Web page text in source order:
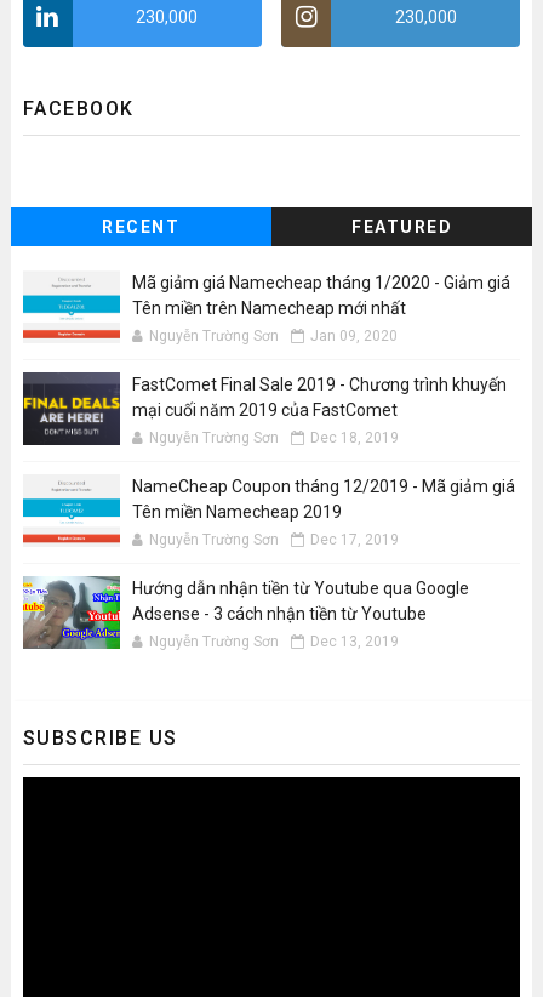
230,000 230,000
FACEBOOK
RECENT FEATURED
Mã giảm giá Namecheap tháng 1/2020 - Giảm giá
Tên miền trên Namecheap mới nhất
Nguyễn Trường Sơn Jan 09, 2020
FastComet Final Sale 2019 - Chương trình khuyến
mại cuối năm 2019 của FastComet
Nguyễn Trường Sơn Dec 18, 2019
NameCheap Coupon tháng 12/2019 - Mã giảm giá
Tên miền Namecheap 2019
Nguyễn Trường Sơn Dec 17, 2019
Hướng dẫn nhận tiền từ Youtube qua Google
Adsense - 3 cách nhận tiền từ Youtube
Nguyễn Trường Sơn Dec 13, 2019
SUBSCRIBE US